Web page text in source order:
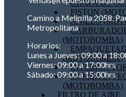
CHAPA DE
PISTON
ANILLO
(MOTOBOMBA)
(MOTOBOMBA)
BOMBA
(MOTOBOMBA)
FILTRO DE AIRE
Camino a Melipilla 2058,
Metropolitana
Horarios:
Lunes a Jueves: 09:00 a
Viernes: 09:00 a 17:00hrs
Sábado: 09:00 a 15:00hrs